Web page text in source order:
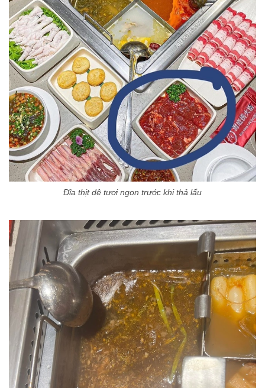
Đĩa thịt dê tươi ngon trước khi thả lẩu